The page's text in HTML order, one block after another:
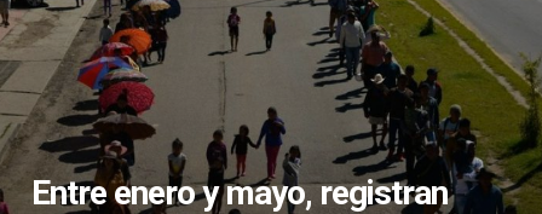
Entre enero y mayo, registran